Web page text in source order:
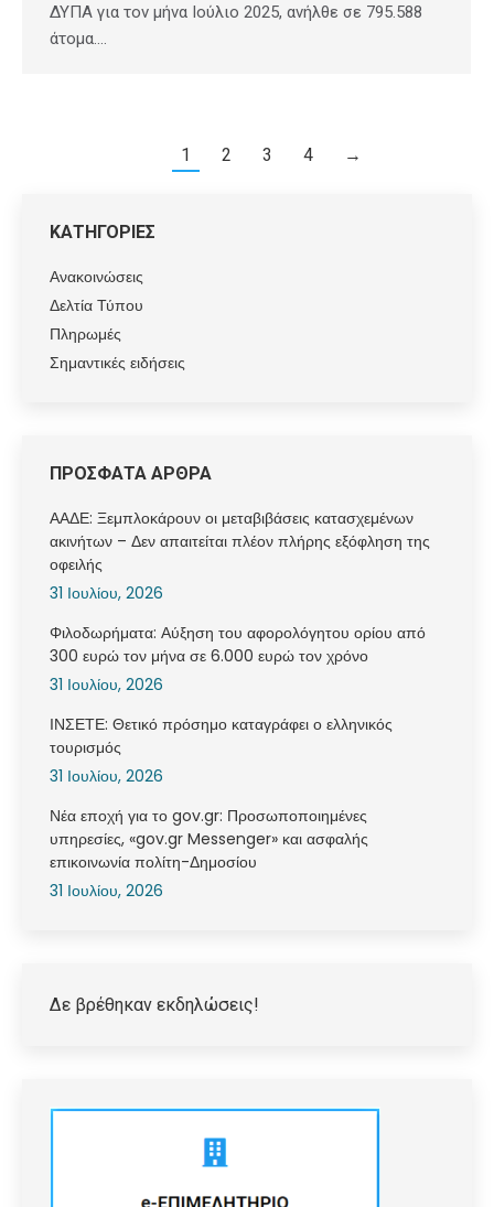
ΔΥΠΑ για τον μήνα Ιούλιο 2025, ανήλθε σε 795.588
άτομα.…
1 2 3 4 →
ΚΑΤΗΓΟΡΙΕΣ
Ανακοινώσεις
Δελτία Τύπου
Πληρωμές
Σημαντικές ειδήσεις
ΠΡΟΣΦΑΤΑ ΑΡΘΡΑ
ΑΑΔΕ: Ξεμπλοκάρουν οι μεταβιβάσεις κατασχεμένων
ακινήτων – Δεν απαιτείται πλέον πλήρης εξόφληση της
οφειλής
31 Ιουλίου, 2026
Φιλοδωρήματα: Αύξηση του αφορολόγητου ορίου από
300 ευρώ τον μήνα σε 6.000 ευρώ τον χρόνο
31 Ιουλίου, 2026
ΙΝΣΕΤΕ: Θετικό πρόσημο καταγράφει ο ελληνικός
τουρισμός
31 Ιουλίου, 2026
Νέα εποχή για το gov.gr: Προσωποποιημένες
υπηρεσίες, «gov.gr Messenger» και ασφαλής
επικοινωνία πολίτη-Δημοσίου
31 Ιουλίου, 2026
Δε βρέθηκαν εκδηλώσεις!